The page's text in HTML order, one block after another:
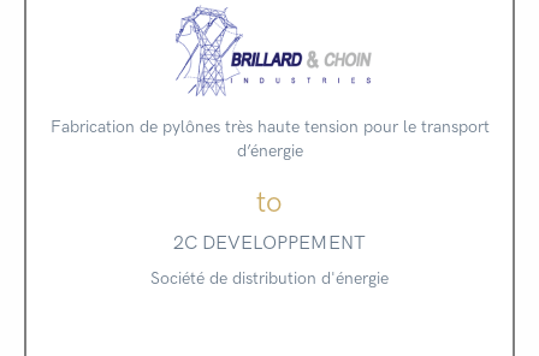
Fabrication de pylônes très haute tension pour le transport
d’énergie
to
2C DEVELOPPEMENT
Société de distribution d'énergie